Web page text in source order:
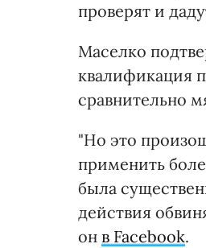
проверят и
Маселко
квалификация
сравнительно
"Но это
применить
была
действия
он в Facebook.